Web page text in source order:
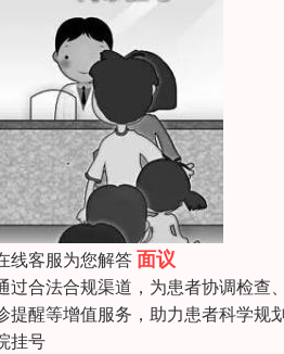
线客服为您解答面议
过合法合规渠道，为患者协调检
提醒等增值服务，助力患者科学
挂号